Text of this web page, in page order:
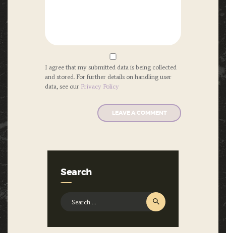
I agree that my submitted data is being collected
and stored. For further details on handling user
data, see our Privacy Policy
Search